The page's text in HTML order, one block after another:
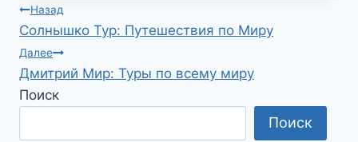
Навигация
по
записям
Назад
Солнышко Тур: Путешествия по Миру
Далее
Дмитрий Мир: Туры по всему миру
Поиск
Поиск